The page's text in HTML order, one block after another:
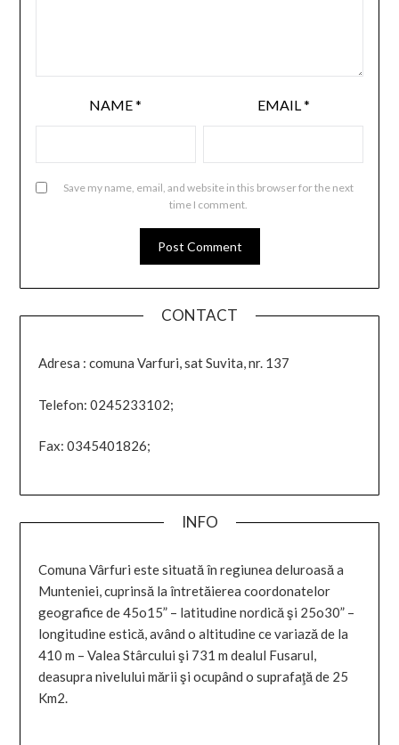
NAME* EMAIL*
Save my name, email, and website in this browser for the next
time I comment.
CONTACT
Adresa : comuna Varfuri, sat Suvita, nr. 137
Telefon: 0245233102;
Fax: 0345401826;
INFO
Comuna Vârfuri este situată în regiunea deluroasă a
Munteniei, cuprinsă la întretăierea coordonatelor
geografice de 45o15” – latitudine nordică şi 25o30” –
longitudine estică, având o altitudine ce variază de la
410 m – Valea Stârcului şi 731 m dealul Fusarul,
deasupra nivelului mării şi ocupând o suprafaţă de 25
Km2.